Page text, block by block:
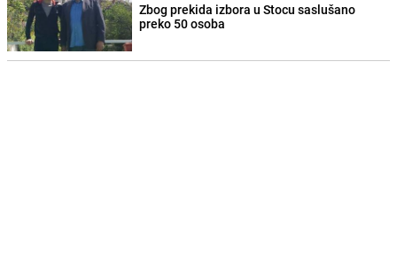
Zbog prekida izbora u Stocu saslušano
preko 50 osoba